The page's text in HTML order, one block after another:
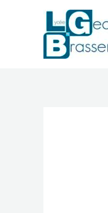
Navigation
des
articles